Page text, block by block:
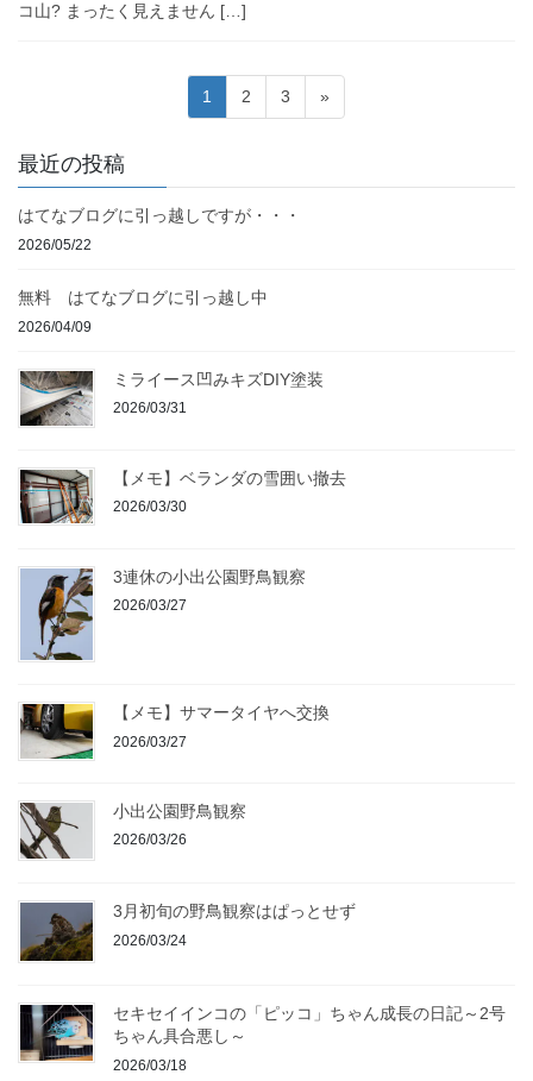
コ山? まったく見えません […]
の
ペ
ー
送
り
固
定
ジ
1
固
定
ジ
2
固
定
3 »
最近の投稿
はてなブログに引っ越しですが・・・
2026/05/22
無料 はてなブログに引っ越し中
2026/04/09
ミライース凹みキズDIY塗装
2026/03/31
【メモ】ベランダの雪囲い撤去
2026/03/30
3連休の小出公園野鳥観察
2026/03/27
【メモ】サマータイヤへ交換
2026/03/27
小出公園野鳥観察
2026/03/26
3月初旬の野鳥観察はぱっとせず
2026/03/24
セキセイインコの「ピッコ」ちゃん成長の日記～2号
ちゃん具合悪し～
2026/03/18